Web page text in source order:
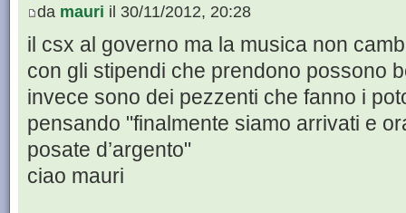
da mauri il 30/11/2012, 20:28
il csx al governo ma la musica non
con gli stipendi che prendono possono
invece sono dei pezzenti che fanno i
pensando "finalmente siamo arrivati e
posate d’argento"
ciao mauri